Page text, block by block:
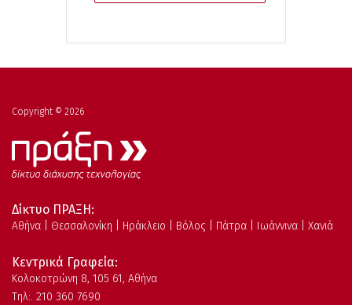
Copyright © 2026
Δίκτυο ΠΡΑΞΗ:
Αθήνα | Θεσσαλονίκη | Ηράκλειο | Βόλος | Πάτρα | Ιωάννινα | Χανιά
Κεντρικά Γραφεία:
Kολοκοτρώνη 8, 105 61, Αθήνα
Τηλ:. 210 360 7690